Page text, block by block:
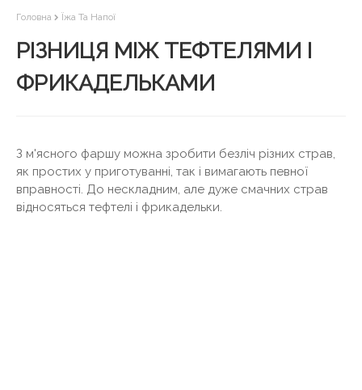
Головна Їжа Та Напої
РІЗНИЦЯ МІЖ ТЕФТЕЛЯМИ І
ФРИКАДЕЛЬКАМИ
З м'ясного фаршу можна зробити безліч різних страв,
як простих у приготуванні, так і вимагають певної
вправності. До нескладним, але дуже смачних страв
відносяться тефтелі і фрикадельки.